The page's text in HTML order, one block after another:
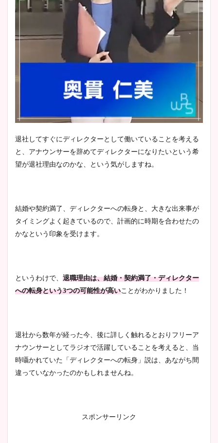
退社してすぐにディレクターとして働いていることを考える
と、アナウンサーを辞めてディレクターになりたいという希
望が退社理由なのかな、という気がしますね。
結婚や契約満了、ディレクターへの転身と、大きな出来事が
タイミングよく起きているので、計画的に時期を合わせたの
かなという印象を受けます。
というわけで、 退職理由は、結婚・契約満了・ディレクター
への転身という3つの可能性が高いことがわかりました！
退社から数年が経った今、後に詳しく触れるとおりフリーア
ナウンサーとしてラジオで活躍していることを考えると、当
時囁かれていた「ディレクターへの転身」説は、あながち間
違っていなかったのかもしれませんね。
スポンサーリンク